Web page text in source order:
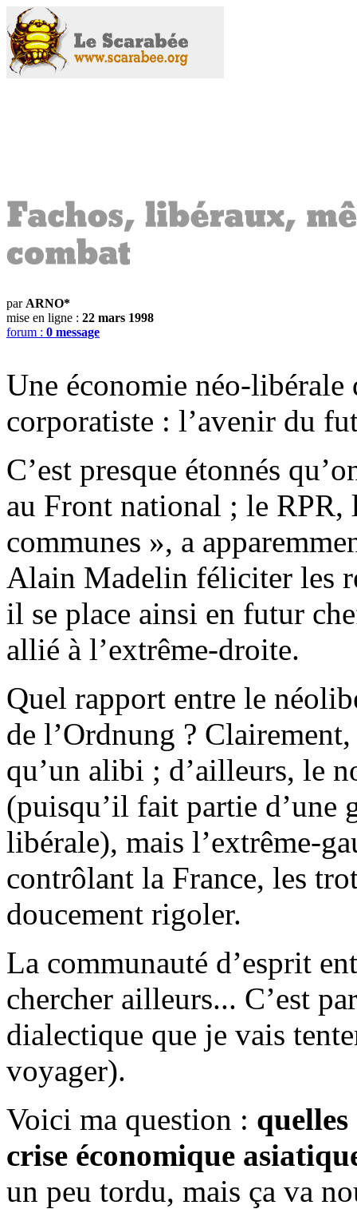
par ARNO*
mise en ligne : 22 mars 1998
forum : 0 message
Une économie néo-libérale
corporatiste : l’avenir du
C’est presque étonnés
au Front national ; le RPR,
communes », a
Alain Madelin féliciter les
il se place ainsi en futur
allié à l’extrême-droite.
Quel rapport entre le
de l’Ordnung ?
qu’un alibi ; d’ailleurs, le
(puisqu’il fait partie d’une
libérale), mais l’extrême-
contrôlant la France, les
doucement rigoler.
La communauté d’esprit
chercher ailleurs... C’est
dialectique que je vais
voyager).
Voici ma question :
crise économique
un peu tordu, mais ça va